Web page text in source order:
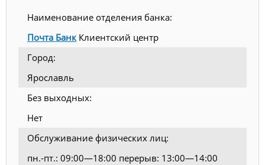
Наименование отделения банка:
Почта БанкКлиентский центр
Город:
Ярославль
Без выходных:
Нет
Обслуживание физических лиц:
пн.-пт.: 09:00—18:00 перерыв: 13:00—14:00